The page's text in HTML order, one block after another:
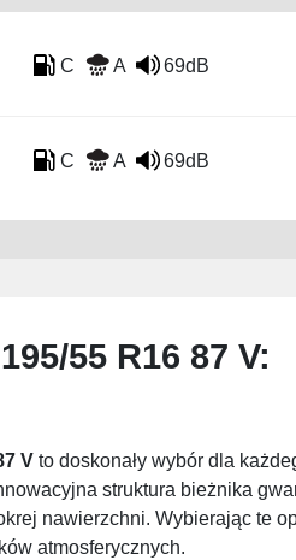
C A 69dB
C A 69dB
55 R16 87 V:
V to doskonały wybór dla
struktura bieżnika
nawierzchni. Wybierając te
atmosferycznych.